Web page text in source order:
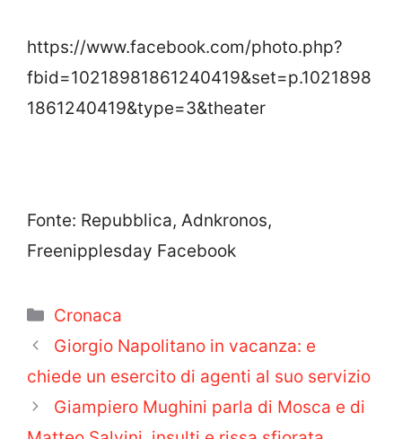
https://www.facebook.com/photo.php?
fbid=10218981861240419&set=p.1021898
1861240419&type=3&theater
Fonte: Repubblica, Adnkronos,
Freenipplesday Facebook
Categorie
Cronaca
Giorgio Napolitano in vacanza: e
chiede un esercito di agenti al suo servizio
Giampiero Mughini parla di Mosca e di